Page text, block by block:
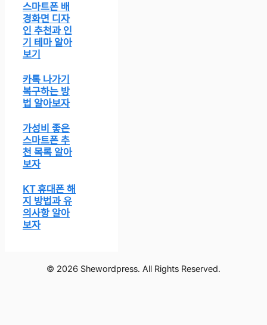
스마트폰 배
경화면 디자
인 추천과 인
기 테마 알아
보기
카톡 나가기
복구하는 방
법 알아보자
가성비 좋은
스마트폰 추
천 목록 알아
보자
KT 휴대폰 해
지 방법과 유
의사항 알아
보자
© 2026 Shewordpress. All Rights Reserved.